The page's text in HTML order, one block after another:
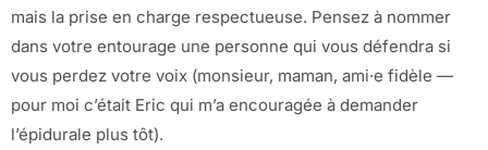
mais la prise en charge respectueuse. Pensez à nommer
dans votre entourage une personne qui vous défendra si
vous perdez votre voix (monsieur, maman, ami·e fidèle —
pour moi c’était Eric qui m’a encouragée à demander
l’épidurale plus tôt).